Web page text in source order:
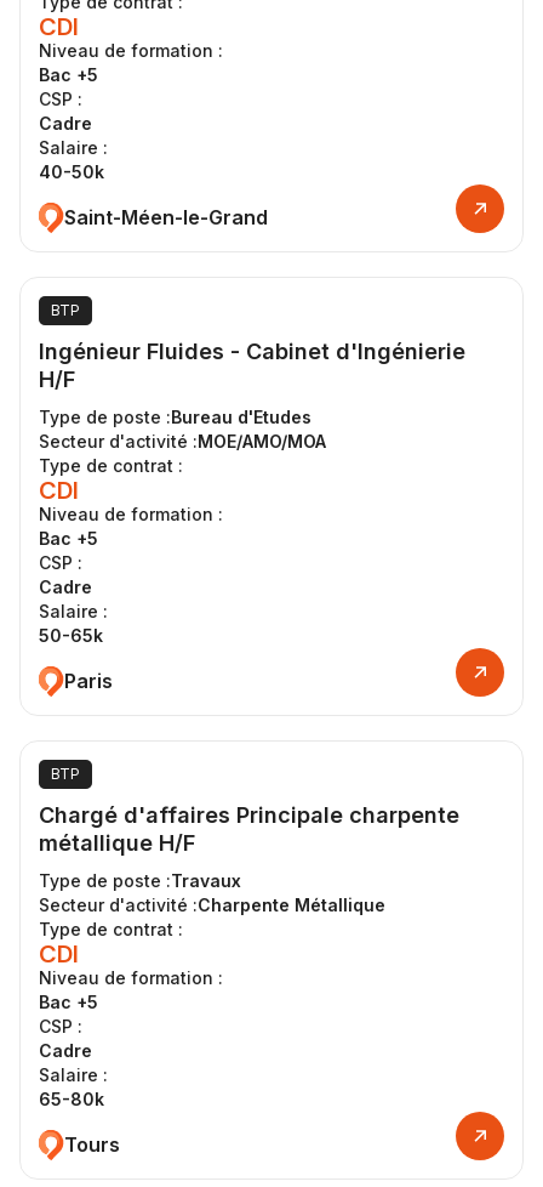
CDI
Niveau de formation :
Bac +5
CSP :
Cadre
Salaire :
40-50k
Saint-Méen-le-Grand
BTP
Ingénieur Fluides - Cabinet d'Ingénierie
H/F
Type de poste :Bureau d'Etudes
Secteur d'activité :MOE/AMO/MOA
Type de contrat :
CDI
Niveau de formation :
Bac +5
CSP :
Cadre
Salaire :
50-65k
Paris
BTP
Chargé d'affaires Principale charpente
métallique H/F
Type de poste :Travaux
Secteur d'activité :Charpente Métallique
Type de contrat :
CDI
Niveau de formation :
Bac +5
CSP :
Cadre
Salaire :
65-80k
Tours